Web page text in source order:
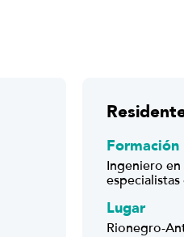
Formación
Ingeniero
Lugar
Rionegro-